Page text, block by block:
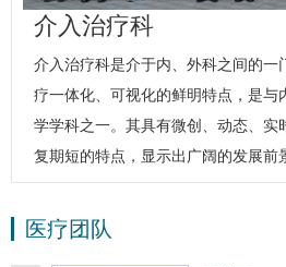
介入治疗科
介入治疗科是介于内、外科之间的一
疗一体化、可视化的鲜明特点，是与
学学科之一。其具有微创、动态、实
复期短的特点，显示出广阔的发展前
医疗团队